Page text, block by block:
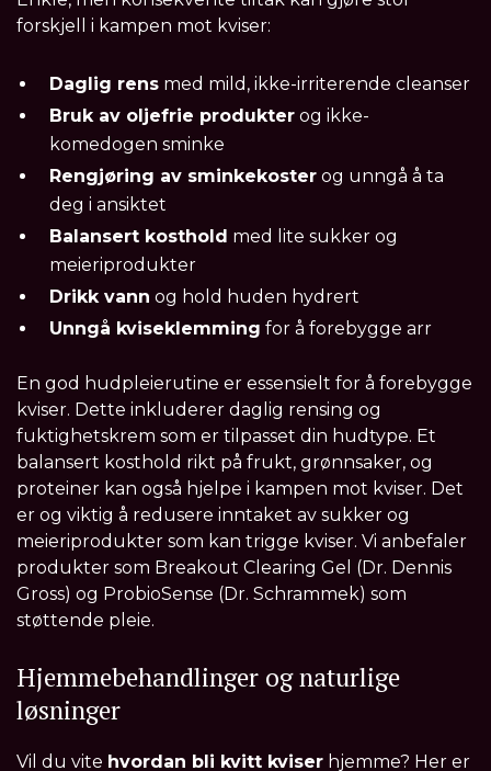
forskjell i kampen mot kviser:
Daglig rens med mild, ikke-irriterende cleanser
Bruk av oljefrie produkter og ikke-
komedogen sminke
Rengjøring av sminkekoster og unngå å ta
deg i ansiktet
Balansert kosthold med lite sukker og
meieriprodukter
Drikk vann og hold huden hydrert
Unngå kviseklemming for å forebygge arr
En god hudpleierutine er essensielt for å forebygge
kviser. Dette inkluderer daglig rensing og
fuktighetskrem som er tilpasset din hudtype. Et
balansert kosthold rikt på frukt, grønnsaker, og
proteiner kan også hjelpe i kampen mot kviser. Det
er og viktig å redusere inntaket av sukker og
meieriprodukter som kan trigge kviser. Vi anbefaler
produkter som Breakout Clearing Gel (Dr. Dennis
Gross) og ProbioSense (Dr. Schrammek) som
støttende pleie.
Hjemmebehandlinger og naturlige
løsninger
Vil du vite hvordan bli kvitt kviser hjemme? Her er